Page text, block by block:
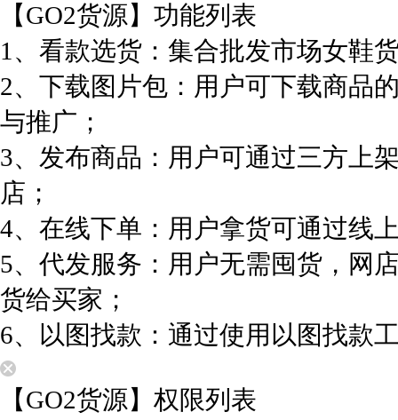
【GO2货源】功能列表
1、看款选货：集合批发市场女鞋
2、下载图片包：用户可下载商品
与推广；
3、发布商品：用户可通过三方上
店；
4、在线下单：用户拿货可通过线
5、代发服务：用户无需囤货，网
货给买家；
6、以图找款：通过使用以图找款
【GO2货源】权限列表